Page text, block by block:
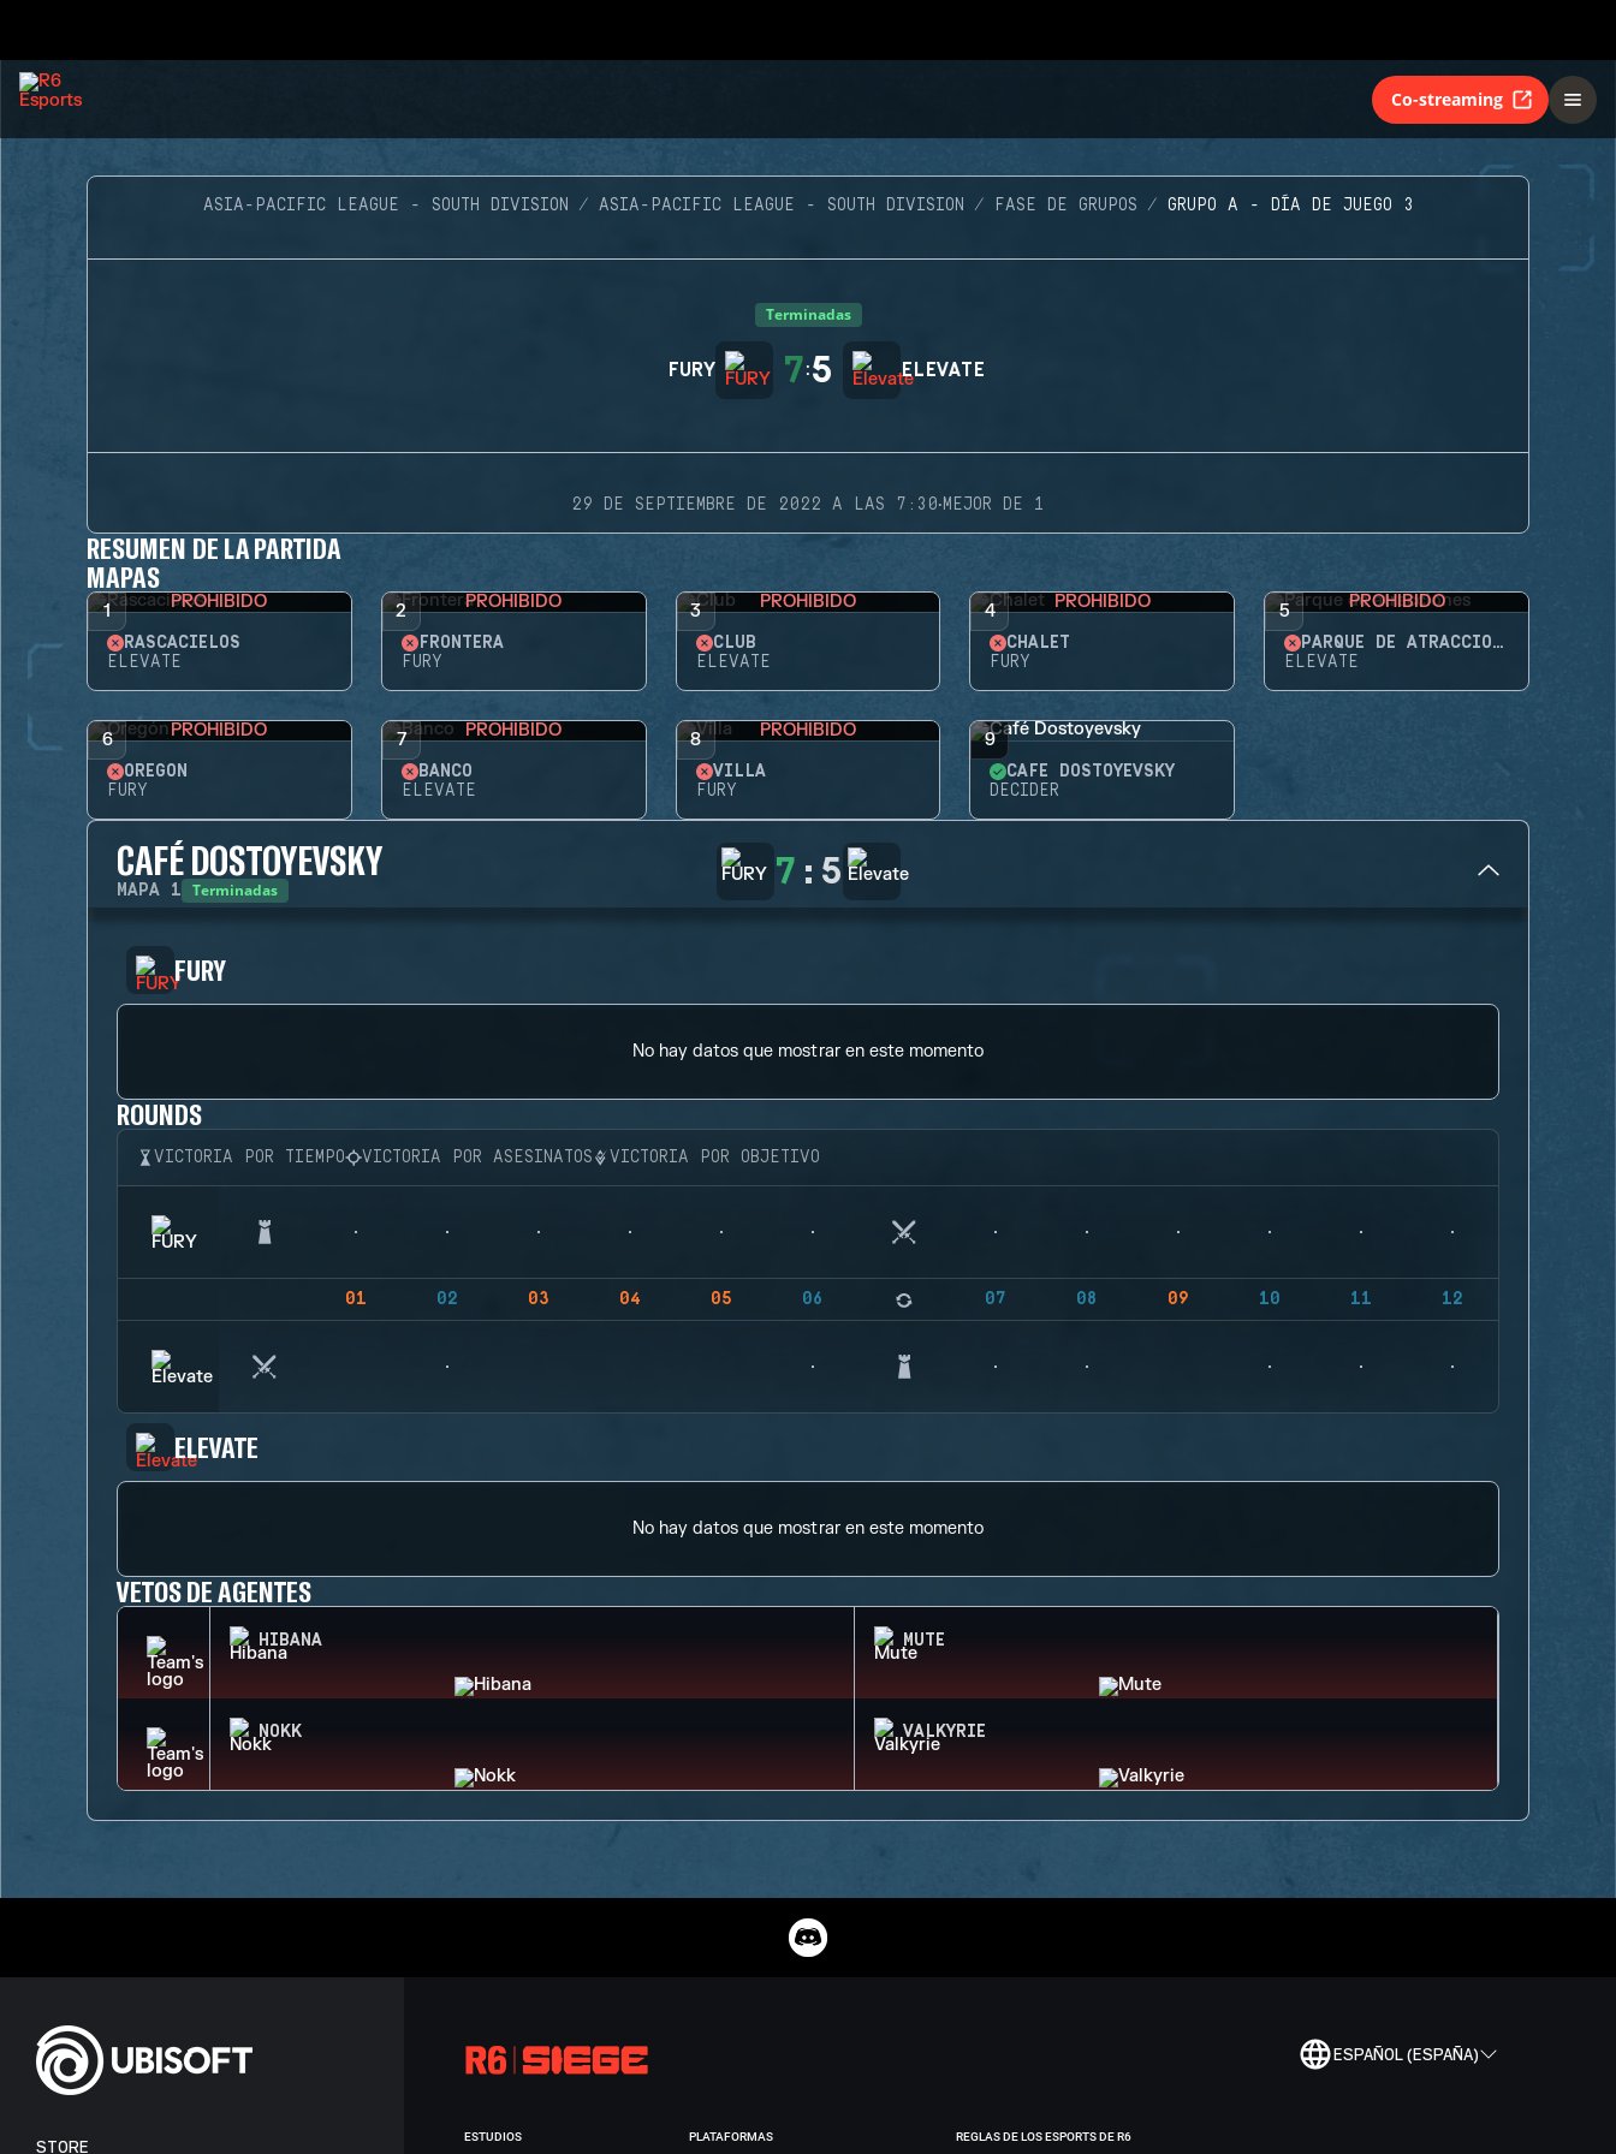
Co-streaming
ASIA-PACIFIC LEAGUE - SOUTH DIVISION ASIA-PACIFIC LEAGUE - SOUTH DIVISION FASE DE GRUPOS GRUPO A - DÍA DE JUEGO 3
Terminadas
FURY 7:5 ELEVATE
29 DE SEPTIEMBRE DE 2022 A LAS 7:30·MEJOR DE 1
RESUMEN DE LA PARTIDA
MAPAS
1 PROHIBIDO
RASCACIELOS
ELEVATE
2 PROHIBIDO
FRONTERA
FURY
3 PROHIBIDO
CLUB
ELEVATE
4 PROHIBIDO
CHALET
FURY
5 PROHIBIDO
PARQUE DE ATRACCIONES
ELEVATE
6 PROHIBIDO
OREGÓN
FURY
7 PROHIBIDO
BANCO
ELEVATE
8 PROHIBIDO
VILLA
FURY
9
CAFÉ DOSTOYEVSKY
DECIDER
CAFÉ DOSTOYEVSKY
MAPA 1 Terminadas 7 : 5
FURY
No hay datos que mostrar en este momento
ROUNDS
VICTORIA POR TIEMPO VICTORIA POR ASESINATOS VICTORIA POR OBJETIVO
01 02 03 04 05 06 07 08 09 10 11 12
ELEVATE
No hay datos que mostrar en este momento
VETOS DE AGENTES
HIBANA MUTE
NOKK VALKYRIE
ESPAÑOL (ESPAÑA)
STORE
ESTUDIOS PLATAFORMAS REGLAS DE LOS ESPORTS DE R6